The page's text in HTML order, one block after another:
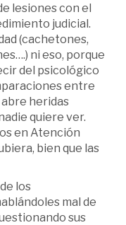
lesiones con el
judicial.
(cachetones,
ni eso, porque
del psicológico
entre
heridas
quiere ver.
en Atención
bien que las
los
mal de
sus